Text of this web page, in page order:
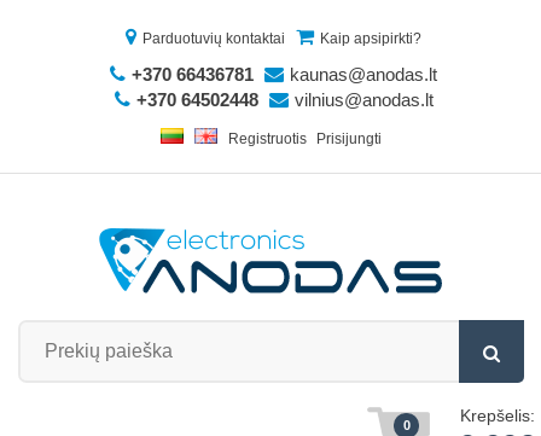
Parduotuvių kontaktai Kaip apsipirkti?
+370 66436781
kaunas@anodas.lt
+370 64502448
vilnius@anodas.lt
Registruotis Prisijungti
0 Krepšelis: